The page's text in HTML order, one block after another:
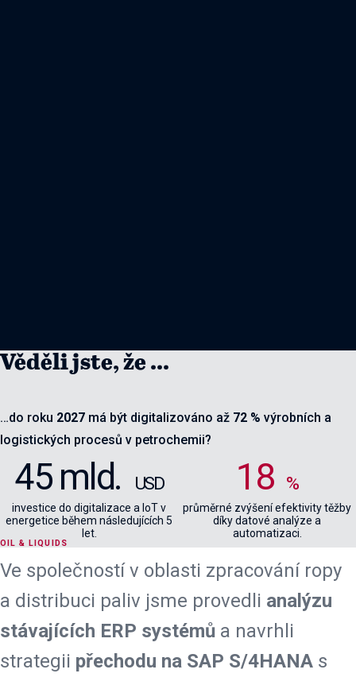
Věděli jste, že ...
…do roku 2027 má být digitalizováno až 72 % výrobních a
logistických procesů v petrochemii?
45 mld. USD
investice do digitalizace a IoT v
energetice během následujících 5
let.
18 %
průměrné zvýšení efektivity těžby
díky datové analýze a
automatizaci.
OIL & LIQUIDS
Ve společností v oblasti zpracování ropy
a distribuci paliv jsme provedli analýzu
stávajících ERP systémů a navrhli
strategii přechodu na SAP S/4HANA s